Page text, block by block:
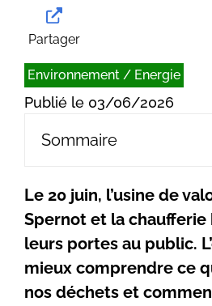
Partager
Environnement / Energie
Publié le 03/06/2026
Sommaire
Le 20 juin, l’usine de
Spernot et la
leurs portes au public.
mieux comprendre ce
nos déchets et